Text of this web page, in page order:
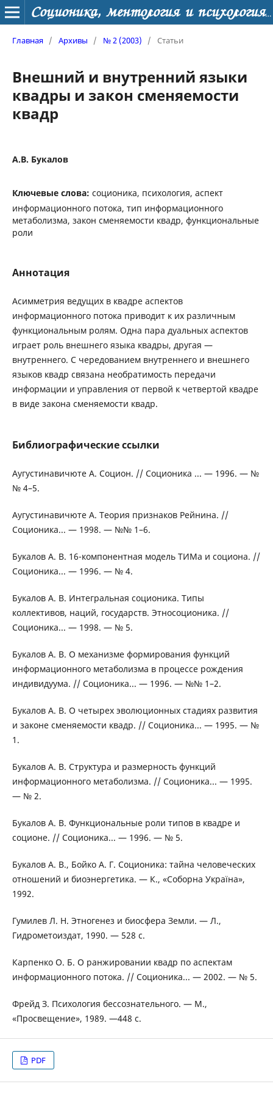
Соционика, ментология и психология личности
Главная / Архивы / № 2 (2003) / Статьи
Внешний и внутренний языки
квадры и закон сменяемости
квадр
А.В. Букалов
Ключевые слова: соционика, психология, аспект
информационного потока, тип информационного
метаболизма, закон сменяемости квадр, функциональные
роли
Аннотация
Асимметрия ведущих в квадре аспектов
информационного потока приводит к их различным
функциональным ролям. Одна пара дуальных аспектов
играет роль внешнего языка квадры, другая —
внутреннего. С чередованием внутреннего и внешнего
языков квадр связана необратимость передачи
информации и управления от первой к четвертой квадре
в виде закона сменяемости квадр.
Библиографические ссылки
Аугустинавичюте А. Социон. // Соционика ... — 1996. — №
№ 4–5.
Аугустинавичюте А. Теория признаков Рейнина. //
Соционика... — 1998. — №№ 1–6.
Букалов А. В. 16-компонентная модель ТИМа и социона. //
Соционика... — 1996. — № 4.
Букалов А. В. Интегральная соционика. Типы
коллективов, наций, государств. Этносоционика. //
Соционика... — 1998. — № 5.
Букалов А. В. О механизме формирования функций
информационного метаболизма в процессе рождения
индивидуума. // Соционика... — 1996. — №№ 1–2.
Букалов А. В. О четырех эволюционных стадиях развития
и законе сменяемости квадр. // Соционика... — 1995. — №
1.
Букалов А. В. Структура и размерность функций
информационного метаболизма. // Соционика... — 1995.
— № 2.
Букалов А. В. Функциональные роли типов в квадре и
соционе. // Соционика... — 1996. — № 5.
Букалов А. В., Бойко А. Г. Соционика: тайна человеческих
отношений и биоэнергетика. — К., «Соборна Україна»,
1992.
Гумилев Л. Н. Этногенез и биосфера Земли. — Л.,
Гидрометоиздат, 1990. — 528 с.
Карпенко О. Б. О ранжировании квадр по аспектам
информационного потока. // Соционика... — 2002. — № 5.
Фрейд З. Психология бессознательного. — М.,
«Просвещение», 1989. —448 с.
PDF